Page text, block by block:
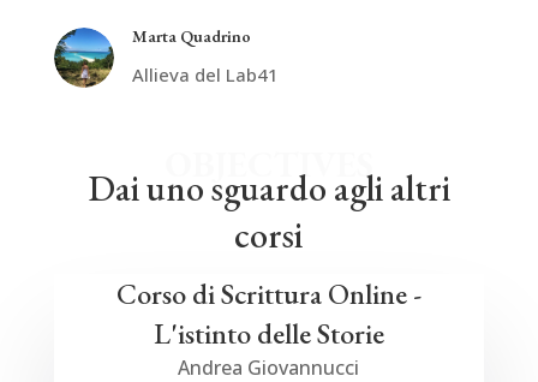
Marta Quadrino
Allieva del Lab41
OBJECTIVES
Dai uno sguardo agli altri
corsi
Corso di Scrittura Online -
L'istinto delle Storie
Andrea Giovannucci